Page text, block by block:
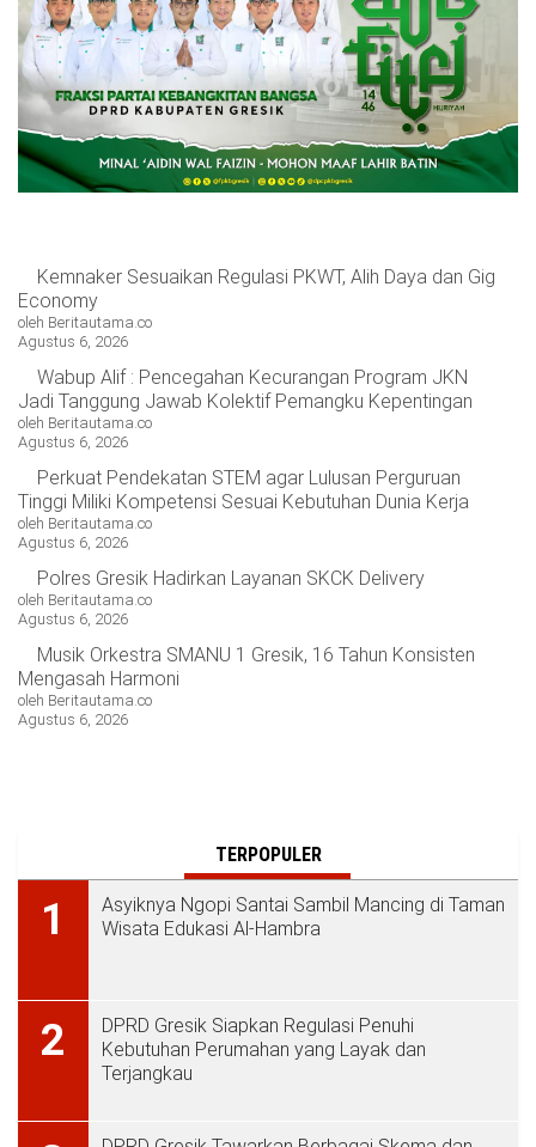
Kemnaker Sesuaikan Regulasi PKWT, Alih Daya dan Gig
Economy
oleh Beritautama.co
Agustus 6, 2026
Wabup Alif : Pencegahan Kecurangan Program JKN
Jadi Tanggung Jawab Kolektif Pemangku Kepentingan
oleh Beritautama.co
Agustus 6, 2026
Perkuat Pendekatan STEM agar Lulusan Perguruan
Tinggi Miliki Kompetensi Sesuai Kebutuhan Dunia Kerja
oleh Beritautama.co
Agustus 6, 2026
Polres Gresik Hadirkan Layanan SKCK Delivery
oleh Beritautama.co
Agustus 6, 2026
Musik Orkestra SMANU 1 Gresik, 16 Tahun Konsisten
Mengasah Harmoni
oleh Beritautama.co
Agustus 6, 2026
TERPOPULER
1
Asyiknya Ngopi Santai Sambil Mancing di Taman
Wisata Edukasi Al-Hambra
2
DPRD Gresik Siapkan Regulasi Penuhi
Kebutuhan Perumahan yang Layak dan
Terjangkau